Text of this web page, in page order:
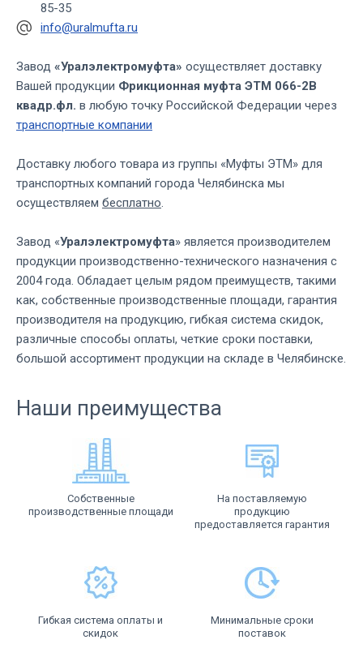
85-35
info@uralmufta.ru
Завод «Уралэлектромуфта» осуществляет доставку
Вашей продукции Фрикционная муфта ЭТМ 066-2В
квадр.фл. в любую точку Российской Федерации через
транспортные компании
Доставку любого товара из группы «Муфты ЭТМ» для
транспортных компаний города Челябинска мы
осуществляем бесплатно.
Завод «Уралэлектромуфта» является производителем
продукции производственно-технического назначения с
2004 года. Обладает целым рядом преимуществ, такими
как, собственные производственные площади, гарантия
производителя на продукцию, гибкая система скидок,
различные способы оплаты, четкие сроки поставки,
большой ассортимент продукции на складе в Челябинске.
Наши преимущества
Собственные
производственные площади
На поставляемую
продукцию
предоставляется гарантия
Гибкая система оплаты и
скидок
Минимальные сроки
поставок